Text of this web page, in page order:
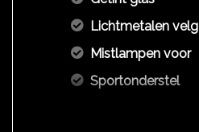
Lichtmetalen
Mistlampen voor
Sportonderstel